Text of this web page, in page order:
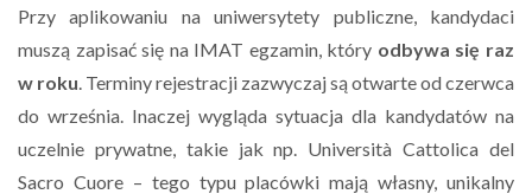
Przy aplikowaniu na uniwersytety publiczne, kandydaci
muszą zapisać się na IMAT egzamin, który odbywa się raz
w roku . Terminy rejestracji zazwyczaj są otwarte od czerwca
do września. Inaczej wygląda sytuacja dla kandydatów na
uczelnie prywatne, takie jak np. Università Cattolica del
Sacro Cuore – tego typu placówki mają własny, unikalny